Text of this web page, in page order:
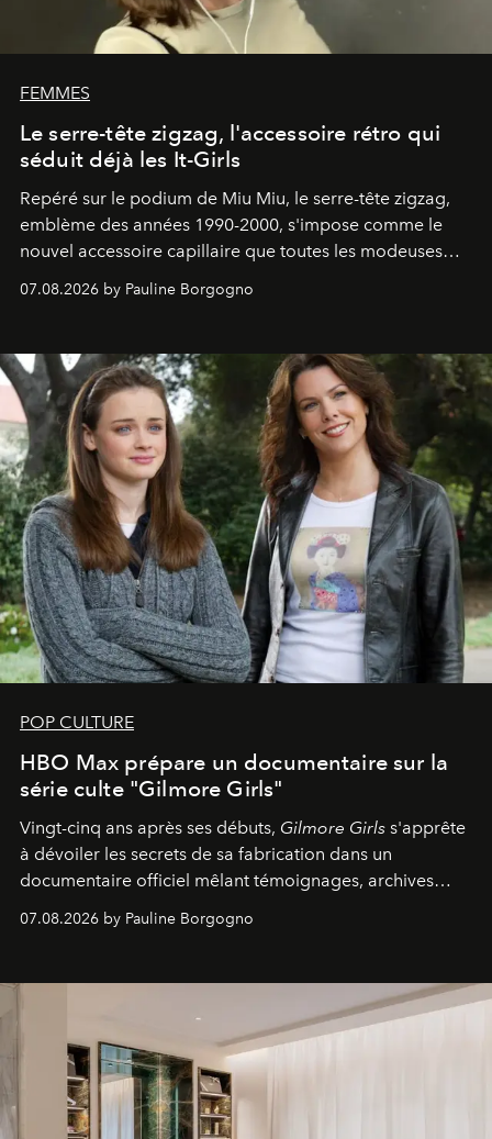
FEMMES
Le serre-tête zigzag, l'accessoire rétro qui
séduit déjà les It-Girls
Repéré sur le podium de Miu Miu, le serre-tête zigzag,
emblème des années 1990-2000, s'impose comme le
nouvel accessoire capillaire que toutes les modeuses
s'arrachent déjà.
07.08.2026 by Pauline Borgogno
POP CULTURE
HBO Max prépare un documentaire sur la
série culte "Gilmore Girls"
Vingt-cinq ans après ses débuts, Gilmore Girls s'apprête
à dévoiler les secrets de sa fabrication dans un
documentaire officiel mêlant témoignages, archives
inédites et plongée dans les coulisses d'un phénomène
générationnel.
07.08.2026 by Pauline Borgogno